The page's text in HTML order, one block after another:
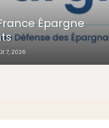
Épargne
7, 2026